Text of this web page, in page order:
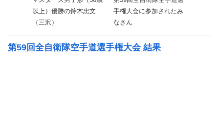
以上）優勝の鈴木忠文
（三沢）
手権大会に参加されたみ
なさん
第59回全自衛隊空手道選手権大会 結果